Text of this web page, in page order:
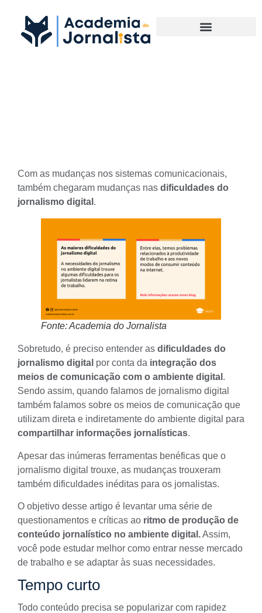
Com as mudanças nos sistemas comunicacionais,
também chegaram mudanças nas dificuldades do
jornalismo digital .
Fonte: Academia do Jornalista
Sobretudo, é preciso entender as dificuldades do
jornalismo digital por conta da integração dos
meios de comunicação com o ambiente digital .
Sendo assim, quando falamos de jornalismo digital
também falamos sobre os meios de comunicação que
utilizam direta e indiretamente do ambiente digital para
compartilhar informações jornalísticas.
Apesar das inúmeras ferramentas benéficas que o
jornalismo digital trouxe, as mudanças trouxeram
também dificuldades inéditas para os jornalistas.
O objetivo desse artigo é levantar uma série de
questionamentos e críticas ao ritmo de produção de
conteúdo jornalístico no ambiente digital.Assim,
você pode estudar melhor como entrar nesse mercado
de trabalho e se adaptar às suas necessidades.
Tempo curto
Todo conteúdo precisa se popularizar com rapidez